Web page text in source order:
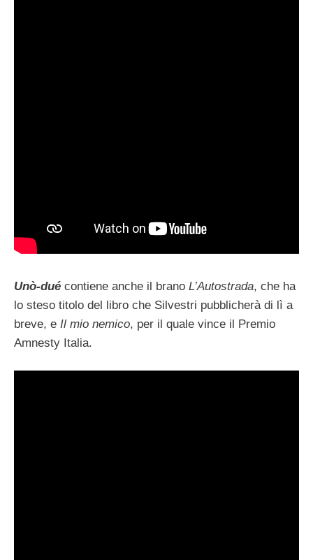
Unò-dué contiene anche il brano L’Autostrada, che ha
lo steso titolo del libro che Silvestri pubblicherà di lì a
breve, e Il mio nemico, per il quale vince il Premio
Amnesty Italia.